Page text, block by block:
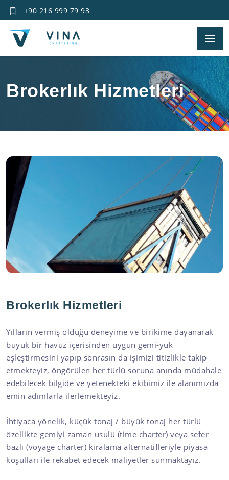
+90 216 999 79 93
Brokerlık Hizmetleri
Brokerlık Hizmetleri
Yılların vermiş olduğu deneyime ve birikime dayanarak
büyük bir havuz içerisinden uygun gemi-yük
eşleştirmesini yapıp sonrasın da işimizi titizlikle takip
etmekteyiz, öngörülen her türlü soruna anında müdahale
edebilecek bilgide ve yetenekteki ekibimiz ile alanımızda
emin adımlarla ilerlemekteyiz.
İhtiyaca yönelik, küçük tonaj / büyük tonaj her türlü
özellikte gemiyi zaman usulü (time charter) veya sefer
bazlı (voyage charter) kiralama alternatifleriyle piyasa
koşulları ile rekabet edecek maliyetler sunmaktayız.